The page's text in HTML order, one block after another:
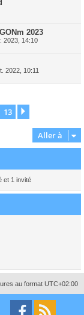
2023
2023, 14:10
2022, 10:11
13
Aller à
et 1 invité
au format UTC+02:00